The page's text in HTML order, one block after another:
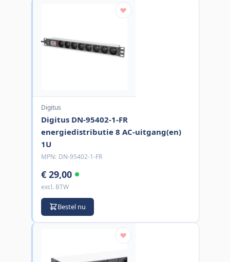
Digitus
Digitus DN-95402-1-FR
energiedistributie 8 AC-uitgang(en)
1U
MPN: DN-95402-1-FR
€ 29,00
excl. BTW
Bestel nu